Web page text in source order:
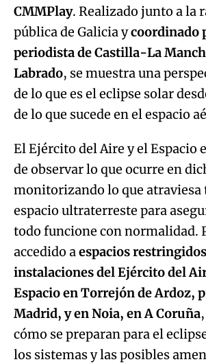
CMMPlay. Realizado junto a la
pública de Galicia ycoordinado
periodista de Castilla-La
Labrado, se muestra una
de lo que es el eclipse solar
de lo que sucede en el espacio
El Ejército del Aire y el Espacio
de observar lo que ocurre en
monitorizando lo que atraviesa
espacio ultraterreste para
todo funcione con normalidad.
accedido aespacios
instalaciones del Ejército del
Espacio en Torrejón de Ardoz,
Madrid, y en Noia, en A Coruña
cómo se preparan para el
los sistemas y las posibles